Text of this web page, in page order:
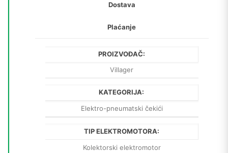
Dostava
Plaćanje
PROIZVOĐAČ:
Villager
KATEGORIJA:
Elektro-pneumatski čekići
TIP ELEKTROMOTORA:
Kolektorski elektromotor